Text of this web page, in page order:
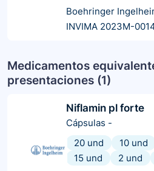
Boehringer
INVIMA 2023M-
Medicamentos
presentaciones (1)
Niflamin pl forte
Cápsulas -
20 und
10 und
15 und
2 und